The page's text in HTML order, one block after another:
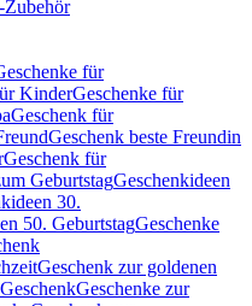
Zubehör
für
KinderGeschenke für
Geschenk für
Geschenk beste Freundin
Geschenk für
GeburtstagGeschenkideen
30.
50. GeburtstagGeschenke
Geschenk zur goldenen
Geschenke zur